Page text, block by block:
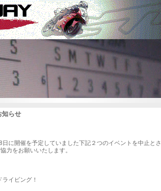
らせ
に開催を予定していました下記２つのイベントを中止とさ
力をお願いいたします。
ライビング！